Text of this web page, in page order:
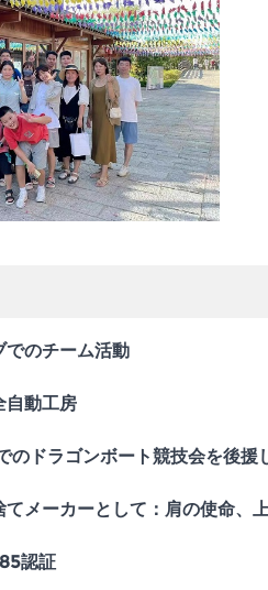
でのチーム活動
自動工房
ドラゴンボート競技会を後援
てメーカーとして：肩の使命、
認証